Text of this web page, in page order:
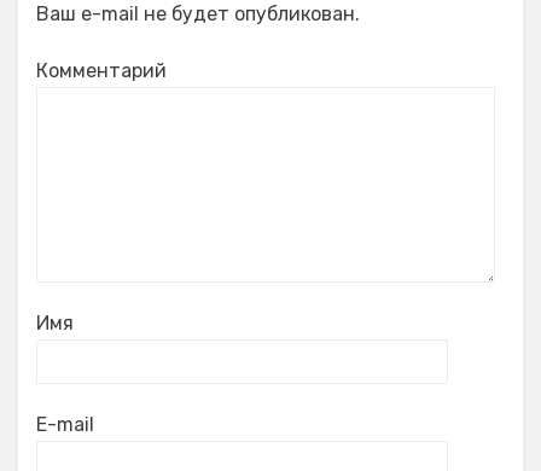
Ваш e-mail не будет опубликован.
Комментарий
Имя
E-mail